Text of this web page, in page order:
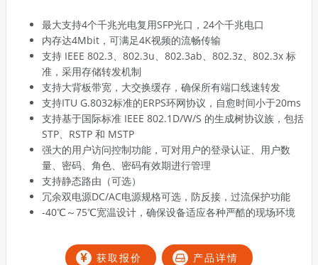
最大支持4个千兆光电复用SFP光口，24个千兆电口
内存达4Mbit，可满足4K视频的流畅传输
支持 IEEE 802.3、802.3u、802.3ab、802.3z、802.3x 标
准，采用存储转发机制
支持大背板带宽，大交换缓存，确保所有端口线速转发
支持ITU G.8032标准的ERPS环网协议，自愈时间小于20ms
支持基于国际标准 IEEE 802.1D/W/S 的生成树协议族，包括
STP、RSTP 和 MSTP
强大的用户访问控制功能，可对用户的登录认证、用户数
量、密码、角色、密码有效期进行管理
支持静态路由（可选）
冗余双电源DC/AC电源规格可选，防反接，过流保护功能
-40℃～75℃宽温设计，确保设备适应各种严酷的现场环境
获取报价 产品详情